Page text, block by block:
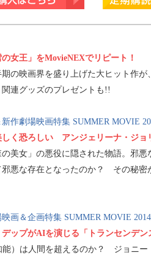
の女王」をMovieNEXでリピート！
期の映画界を盛り上げた大ヒット作
関連グッズのプレゼントも!!
作劇場映画特集 SUMMER MOVIE
しく恐ろしい アンジェリーナ・ジョ
の美女」の悪役に隠された物語。邪
邪悪な存在となったのか？ その秘
画＆企画特集 SUMMER MOVIE
デップがAIを演じる「トランセンデ
）は人間を超えるのか？ ジョニー